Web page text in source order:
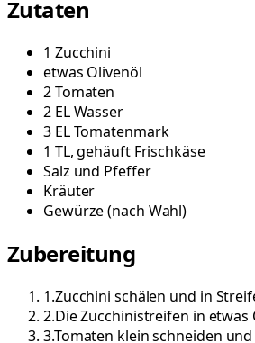
Zutaten
1 Zucchini
etwas Olivenöl
2Tomaten
2 ELWasser
3 ELTomatenmark
1 TL, gehäuft Frischkäse
Salz und Pfeffer
Kräuter
Gewürze(nach Wahl)
Zubereitung
1.Zucchini schälen und in
2.Die Zucchinistreifen in etwas
3.Tomaten klein schneiden